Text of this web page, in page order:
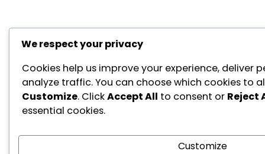
We respect your privacy
Cookies help us improve your experience, deliver
analyze traffic. You can choose which cookies to
Customize. ClickAccept All to consent or Reject
essential cookies.
Customize